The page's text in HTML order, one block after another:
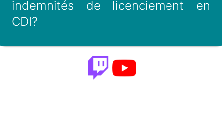
indemnités de licenciement en
CDI?